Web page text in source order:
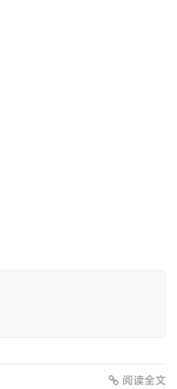
阅读全文